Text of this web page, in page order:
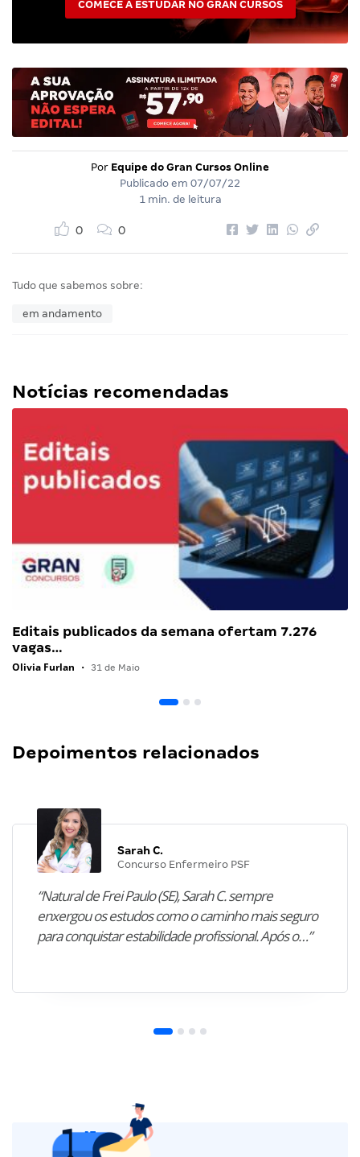
COMECE A ESTUDAR NO GRAN CURSOS
Por Equipe do Gran Cursos Online
Publicado em 07/07/22
1 min. de leitura
0 0
Tudo que sabemos sobre:
em andamento
Notícias recomendadas
Editais publicados da semana ofertam 7.276
vagas…
Olivia Furlan • 31 de Maio
Depoimentos relacionados
Sarah C.
Concurso Enfermeiro PSF
“Natural de Frei Paulo (SE), Sarah C. sempre
enxergou os estudos como o caminho mais seguro
para conquistar estabilidade profissional. Após o…”